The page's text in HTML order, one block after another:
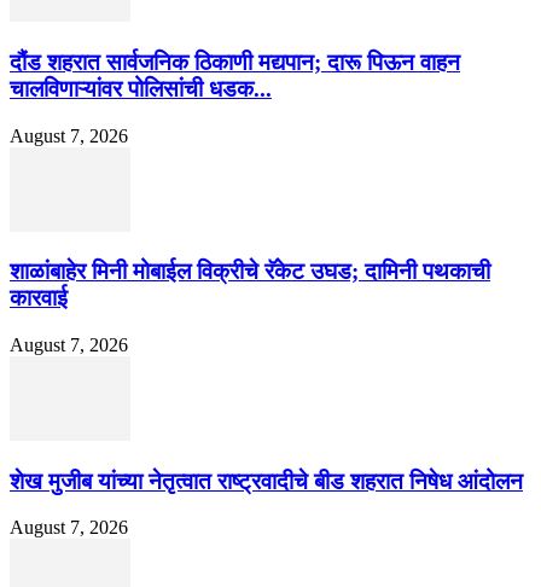
दौंड शहरात सार्वजनिक ठिकाणी मद्यपान; दारू पिऊन वाहन
चालविणाऱ्यांवर पोलिसांची धडक...
August 7, 2026
शाळांबाहेर मिनी मोबाईल विक्रीचे रॅकेट उघड; दामिनी पथकाची
कारवाई
August 7, 2026
शेख मुजीब यांच्या नेतृत्वात राष्ट्रवादीचे बीड शहरात निषेध आंदोलन
August 7, 2026